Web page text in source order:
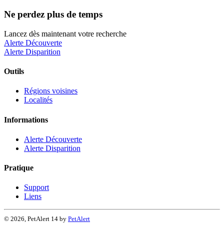
Ne perdez plus de temps
Lancez dès maintenant votre recherche
Alerte Découverte
Alerte Disparition
Outils
Régions voisines
Localités
Informations
Alerte Découverte
Alerte Disparition
Pratique
Support
Liens
© 2026, PetAlert 14 by PetAlert